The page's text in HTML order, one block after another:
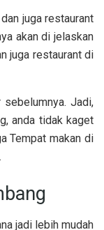
juga restaurant
akan di jelaskan
juga restaurant di
Jadi,
anda tidak kaget
Tempat makan di
jadi lebih mudah